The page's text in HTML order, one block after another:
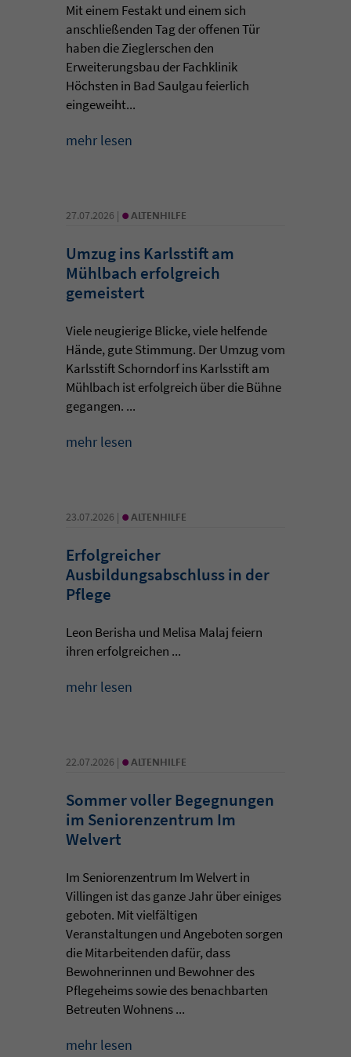
Mit einem Festakt und einem sich
anschließenden Tag der offenen Tür
haben die Zieglerschen den
Erweiterungsbau der Fachklinik
Höchsten in Bad Saulgau feierlich
eingeweiht...
mehr lesen
27.07.2026 | • ALTENHILFE
Umzug ins Karlsstift am
Mühlbach erfolgreich
gemeistert
Viele neugierige Blicke, viele helfende
Hände, gute Stimmung. Der Umzug vom
Karlsstift Schorndorf ins Karlsstift am
Mühlbach ist erfolgreich über die Bühne
gegangen. ...
mehr lesen
23.07.2026 | • ALTENHILFE
Erfolgreicher
Ausbildungsabschluss in der
Pflege
Leon Berisha und Melisa Malaj feiern
ihren erfolgreichen ...
mehr lesen
22.07.2026 | • ALTENHILFE
Sommer voller Begegnungen
im Seniorenzentrum Im
Welvert
Im Seniorenzentrum Im Welvert in
Villingen ist das ganze Jahr über einiges
geboten. Mit vielfältigen
Veranstaltungen und Angeboten sorgen
die Mitarbeitenden dafür, dass
Bewohnerinnen und Bewohner des
Pflegeheims sowie des benachbarten
Betreuten Wohnens ...
mehr lesen